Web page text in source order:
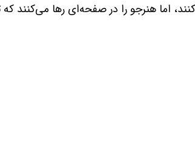
اما هنرجو را در صفحه‌ای رها می‌کنند